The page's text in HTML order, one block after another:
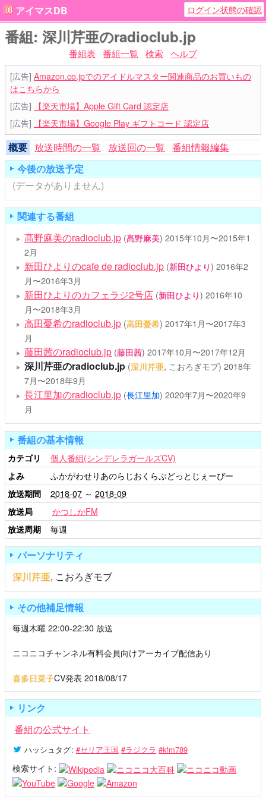
アイマスDB ログイン状態の確認
番組: 深川芹亜のradioclub.jp
番組表 番組一覧 検索 ヘルプ
[広告] Amazon.co.jpでのアイドルマスター関連商品のお買いもの
はこちらから
[広告]
【楽天市場】Apple Gift Card 認定店
[広告]
【楽天市場】Google Play ギフトコード 認定店
概要 放送時間の一覧 放送回の一覧 番組情報編集
今後の放送予定
(データがありません)
関連する番組
髙野麻美のradioclub.jp (髙野麻美) 2015年10月〜2015年1
2月
新田ひよりのcafe de radioclub.jp (新田ひより) 2016年2
月〜2016年3月
新田ひよりのカフェラジ2号店 (新田ひより) 2016年10
月〜2018年3月
高田憂希のradioclub.jp (高田憂希) 2017年1月〜2017年3
月
藤田茜のradioclub.jp (藤田茜) 2017年10月〜2017年12月
深川芹亜のradioclub.jp (深川芹亜, こおろぎモブ) 2018年
7月〜2018年9月
長江里加のradioclub.jp (長江里加) 2020年7月〜2020年9
月
番組の基本情報
カテゴリ
個人番組(シンデレラガールズCV)
よみ
ふかがわせりあのらじおくらぶどっとじぇーぴー
放送期間
2018-07 ～ 2018-09
放送局
かつしかFM
放送周期
毎週
パーソナリティ
深川芹亜, こおろぎモブ
その他補足情報
毎週木曜 22:00-22:30 放送
ニコニコチャンネル有料会員向けアーカイブ配信あり
喜多日菜子CV発表 2018/08/17
リンク
番組の公式サイト
ハッシュタグ: #セリア王国 #ラジクラ #kfm789
検索サイト: